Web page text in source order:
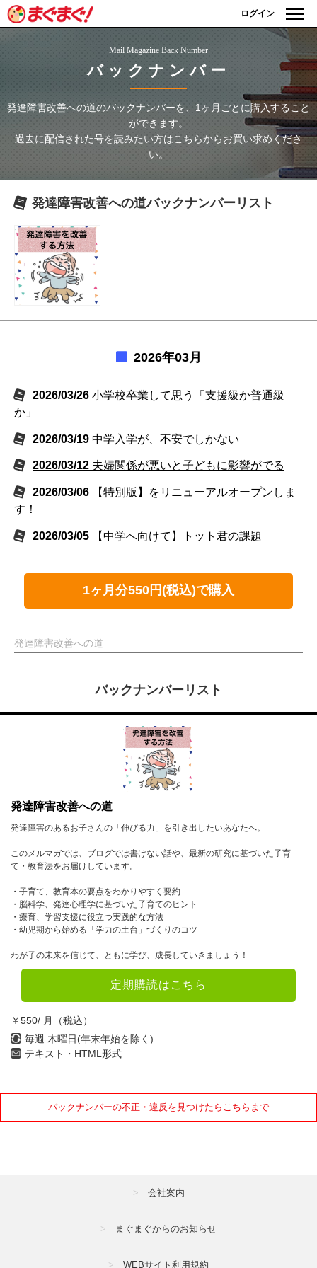
ログイン
Mail Magazine Back Number
バックナンバー
発達障害改善への道のバックナンバーを、1ヶ月ごとに購入すること
ができます。
過去に配信された号を読みたい方はこちらからお買い求めくださ
い。
発達障害改善への道バックナンバーリスト
2026年03月
2026/03/26 小学校卒業して思う「支援級か普通級
か」
2026/03/19 中学入学が、不安でしかない
2026/03/12 夫婦関係が悪いと子どもに影響がでる
2026/03/06
【特別版】をリニューアルオープンしま
す！
2026/03/05 【中学へ向けて】トット君の課題
1ヶ月分550円(税込)で購入
発達障害改善への道
バックナンバーリスト
発達障害改善への道
発達障害のあるお子さんの「伸びる力」を引き出したいあなたへ。
このメルマガでは、ブログでは書けない話や、最新の研究に基づいた子育
て・教育法をお届けしています。
・子育て、教育本の要点をわかりやすく要約
・脳科学、発達心理学に基づいた子育てのヒント
・療育、学習支援に役立つ実践的な方法
・幼児期から始める「学力の土台」づくりのコツ
わが子の未来を信じて、ともに学び、成長していきましょう！
定期購読はこちら
￥550/ 月（税込）
毎週 木曜日(年末年始を除く)
テキスト・HTML形式
バックナンバーの不正・違反を見つけたらこちらまで
会社案内
まぐまぐからのお知らせ
WEBサイト利用規約